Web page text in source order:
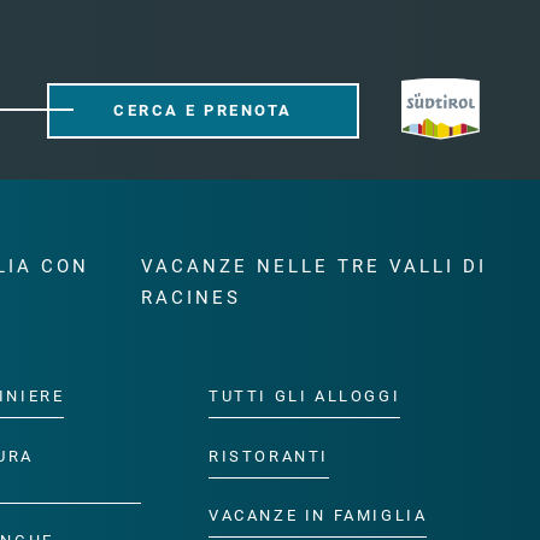
CERCA E PRENOTA
CON
VACANZE NELLE TRE VALLI DI
RACINES
TUTTI GLI ALLOGGI
RISTORANTI
VACANZE IN FAMIGLIA